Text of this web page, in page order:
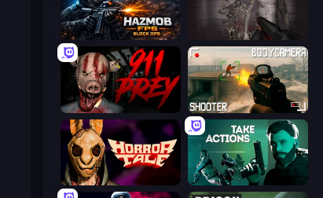
Hazmob FPS: Online Shooter
911: Prey BodyCamera Shooter
Horror Tale Take Actions